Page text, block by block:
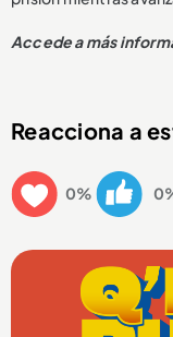
Accede a más
Reacciona a
0%